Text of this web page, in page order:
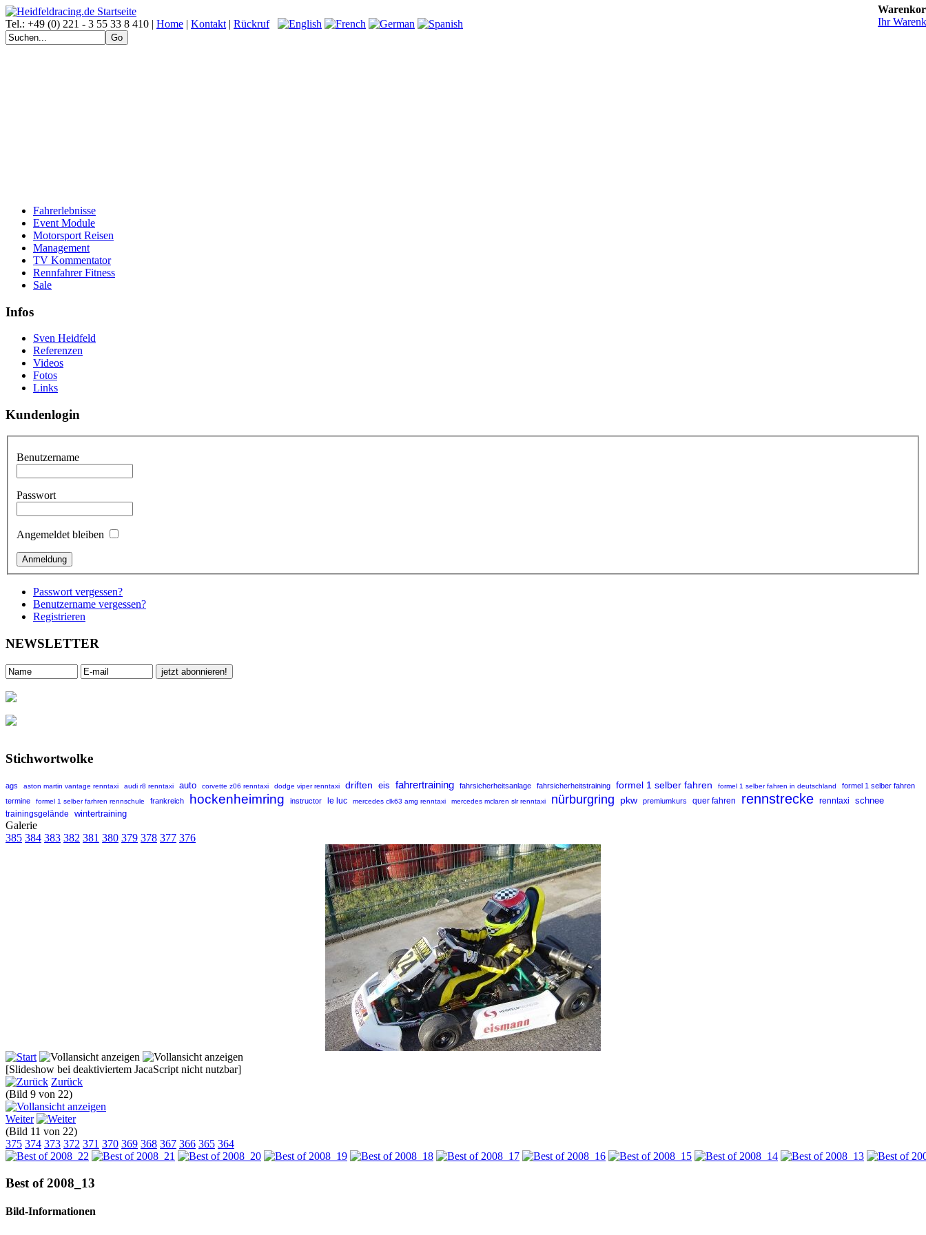
Tel.: +49 (0) 221 - 3 55 33 8 410 | Home | Kontakt | Rückruf
Fahrerlebnisse
Event Module
Motorsport Reisen
Management
TV Kommentator
Rennfahrer Fitness
Sale
Infos
Sven Heidfeld
Referenzen
Videos
Fotos
Links
Kundenlogin
Benutzername
Passwort
Angemeldet bleiben
Passwort vergessen?
Benutzername vergessen?
Registrieren
NEWSLETTER
Stichwortwolke
ags aston martin vantage renntaxi audi r8 renntaxi auto corvette z06 renntaxi dodge viper renntaxi driften eis fahrertraining fahrsicherheitsanlage fahrsicherheitstraining formel 1 selber fahren formel 1 selber fahren in deutschland
formel 1 selber fahren
termine
formel 1 selber farhren rennschule frankreich hockenheimring instructor le luc mercedes clk63 amg renntaxi mercedes mclaren slr renntaxi nürburgring pkw premiumkurs quer fahren rennstrecke renntaxi schnee
trainingsgelände wintertraining
Galerie
385 384 383 382 381 380 379 378 377 376
[Slideshow bei deaktiviertem JacaScript nicht nutzbar]
Zurück
(Bild 9 von 22)
Weiter
(Bild 11 von 22)
375 374 373 372 371 370 369 368 367 366 365 364
Best of 2008_13
Bild-Informationen
Ihr